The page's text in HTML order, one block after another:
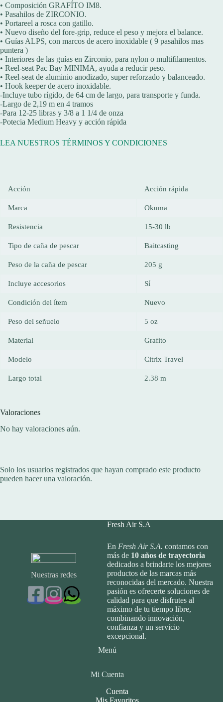
• Composición GRAFÍTO IM8.
• Pasahilos de ZIRCONIO.
• Portareel a rosca con gatillo.
• Nuevo diseño del fore-grip, reduce el peso y mejora el balance.
• Guías ALPS, con marcos de acero inoxidable ( 9 pasahilos mas
puntera )
• Interiores de las guías en Zirconio, para nylon o multifilamentos.
• Reel-seat Pac Bay MINIMA, ayuda a reducir peso.
• Reel-seat de aluminio anodizado, super reforzado y balanceado.
• Hook keeper de acero inoxidable.
-Incluye tubo rígido, de 64 cm de largo, para transporte y funda.
-Largo de 2,19 m en 4 tramos
-Para 12-25 libras y 3/8 a 1 1/4 de onza
-Potecia Medium Heavy y acción rápida
LEA NUESTROS TÉRMINOS Y CONDICIONES
Acción Acción rápida
Marca Okuma
Resistencia 15-30 lb
Tipo de caña de pescar Baitcasting
Peso de la caña de pescar 205 g
Incluye accesorios Sí
Condición del ítem Nuevo
Peso del señuelo 5 oz
Material Grafito
Modelo Citrix Travel
Largo total 2.38 m
Valoraciones
No hay valoraciones aún.
Solo los usuarios registrados que hayan comprado este producto
pueden hacer una valoración.
Nuestras redes
Fresh Air S.A
En Fresh Air S.A. contamos con
más de 10 años de trayectoria
dedicados a brindarte los mejores
productos de las marcas más
reconocidas del mercado. Nuestra
pasión es ofrecerte soluciones de
calidad para que disfrutes al
máximo de tu tiempo libre,
combinando innovación,
confianza y un servicio
excepcional.
Menú
Mi Cuenta
Cuenta
Mis Favoritos